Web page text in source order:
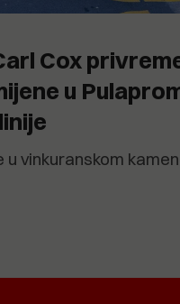
Cox
u
u vinkuranskom